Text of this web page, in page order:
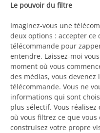
Le pouvoir du filtre
Imaginez-vous une
deux options : accepter
télécommande pour
entendre. Laissez-moi
moment où vous
des médias, vous
télécommande. Vous ne
informations qui sont
plus sélectif. Vous
où vous filtrez ce que vous
construisez votre propre